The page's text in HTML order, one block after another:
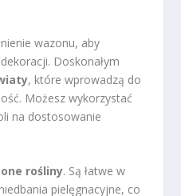
wazonu, aby
Doskonałym
, które wprowadzą do
Możesz wykorzystać
na dostosowanie
rośliny. Są łatwe w
pielęgnacyjne, co